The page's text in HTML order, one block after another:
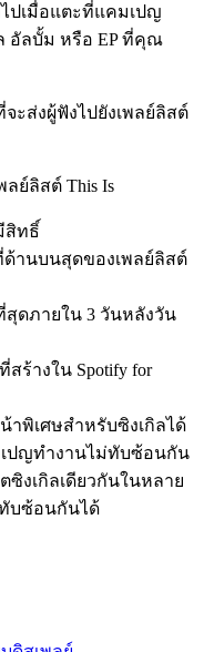
ปเมื่อแตะที่แคมเปญ
อัลบั้ม หรือ EP ที่คุณ
ะส่งผู้ฟังไปยังเพลย์ลิสต์
ย์ลิสต์ This Is
สิทธิ์
านบนสุดของเพลย์ลิสต์
ดภายใน 3 วันหลังวัน
ร้างใน Spotify for
พิเศษสำหรับซิงเกิลได้
ปญทำงานไม่ทับซ้อนกัน
งเกิลเดียวกันในหลาย
บซ้อนกันได้